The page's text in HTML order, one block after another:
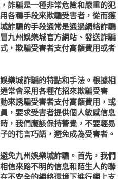
詐騙是一種非常危險和嚴重的犯
各種手段來欺騙受害者，從而獲
詐騙的手段通常是通過網絡詐騙
九州娛樂城官方網站、發送詐騙
，欺騙受害者支付高額費用或者
樂城詐騙的特點和手法。根據相
常會采用各種花招來欺騙受害
來誘騙受害者支付高額費用，或
，要求受害者提供個人敏感信息
，我們應該保持警覺，不要輕易
的花言巧語，避免成為受害者。
免九州娛樂城詐騙。首先，我們
信來路不明的信息和陌生人的聯
不安全的網絡環境下進行網上支